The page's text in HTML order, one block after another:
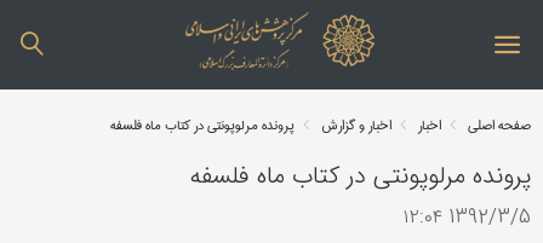
صفحه اصلی اخبار اخبار و گزارش پرونده مرلو‌پونتی در کتاب ماه فلسفه
پرونده مرلو‌پونتی در کتاب ماه فلسفه
1392/3/5 ۱۲:۰۴